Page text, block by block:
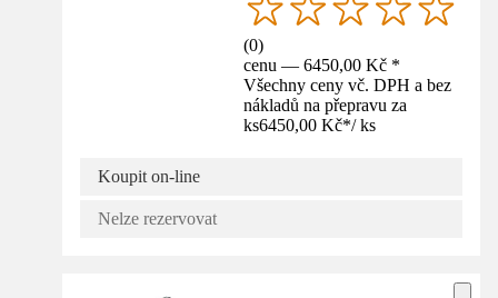
(0)
cenu — 6450,00 Kč *
Všechny ceny vč. DPH a bez
nákladů na přepravu za
ks6450,00 Kč*/ ks
Koupit on-line
Nelze rezervovat